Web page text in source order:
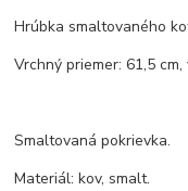
Hrúbka smaltovaného
Vrchný priemer: 61,5 cm,
Smaltovaná pokrievka.
Materiál: kov, smalt.